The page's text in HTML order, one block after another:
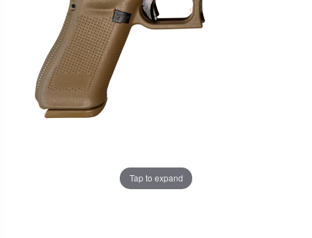
Tap to expand